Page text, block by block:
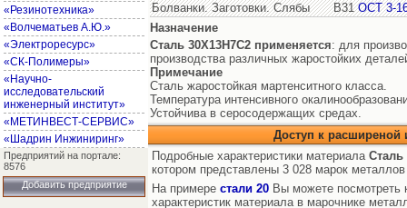
«Резинотехника»
«Волчематьев А.Ю.»
«Электроресурс»
«СК-Полимеры»
«Научно-
исследовательский
инженерный институт»
«МЕТИНВЕСТ-СЕРВИС»
«Шадрин Инжиниринг»
Предприятий на портале:
8576
Добавить предприятие
Болванки. Заготовки. Слябы
В31 ОСТ 3-
Назначение
Сталь 30Х13Н7С2 применяется: для
производства различных жаростойких
Примечание
Сталь жаростойкая мартенситного класса.
Температура интенсивного
Устойчива в серосодержащих средах.
Доступ к
Подробные характеристики материала Сталь
котором представлены 3 028 марок
На примере стали 20 Вы можете посмотреть
характеристик материала в марочнике